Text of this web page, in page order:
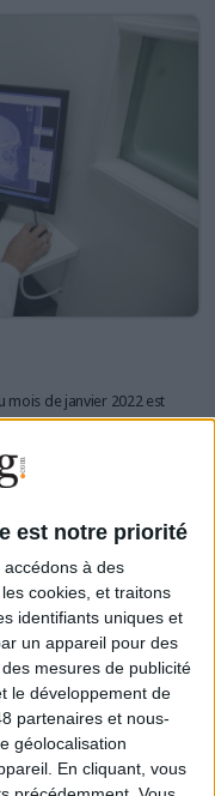
est notre priorité
à des
cookies, et traitons
identifiants uniques et
un appareil pour des
mesures de publicité
le développement de
partenaires et nous-
géolocalisation
En cliquant, vous
mois de janvier 2022 est
leurs